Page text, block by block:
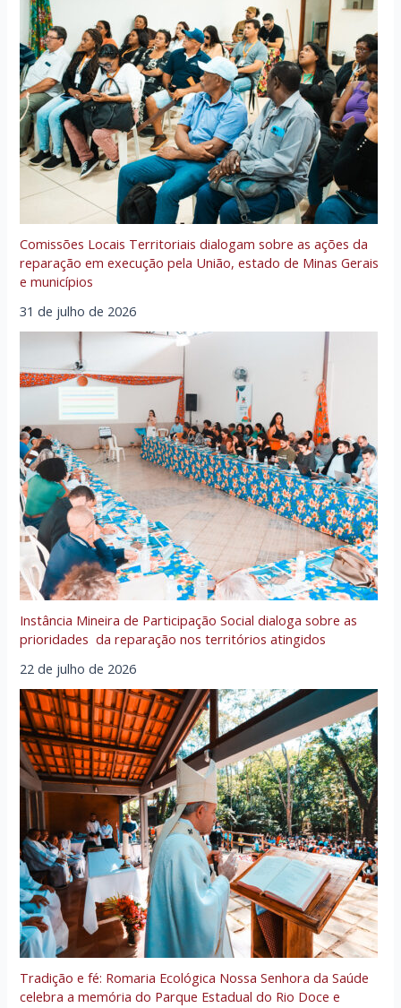
Comissões Locais Territoriais dialogam sobre as ações da
reparação em execução pela União, estado de Minas Gerais
e municípios
31 de julho de 2026
Instância Mineira de Participação Social dialoga sobre as
prioridades da reparação nos territórios atingidos
22 de julho de 2026
Tradição e fé: Romaria Ecológica Nossa Senhora da Saúde
celebra a memória do Parque Estadual do Rio Doce e